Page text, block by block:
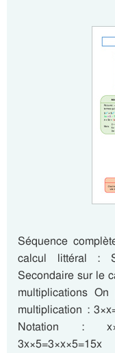
Séquence
calcul littéral :
Secondaire sur le
multiplications
multiplication :
Notation :